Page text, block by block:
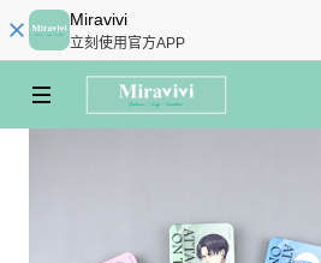
Miravivi
立刻使用官方APP